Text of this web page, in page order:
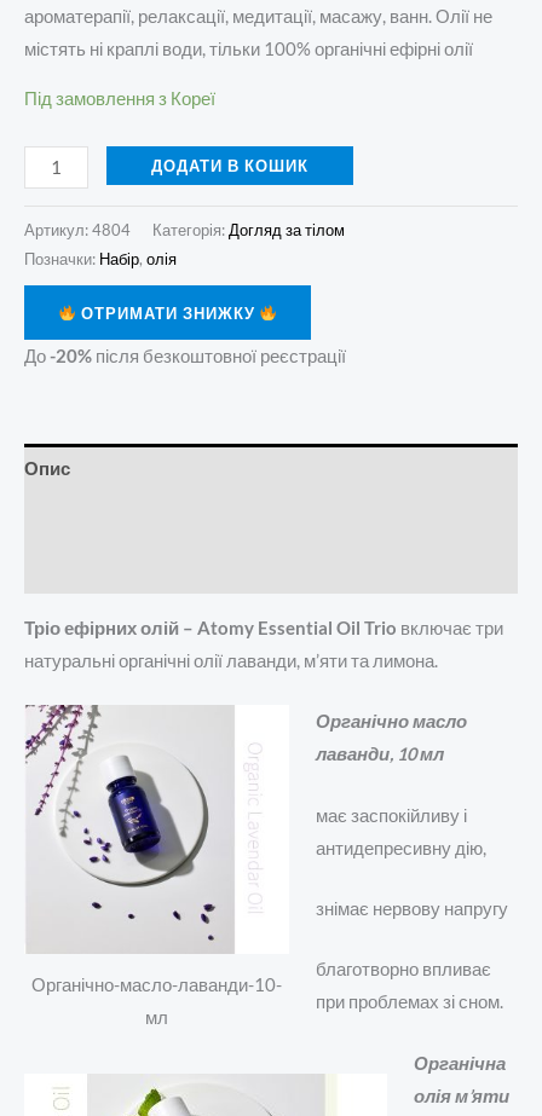
ароматерапії, релаксації, медитації, масажу, ванн. Олії не
містять ні краплі води, тільки 100% органічні ефірні олії
Під замовлення з Кореї
ДОДАТИ В КОШИК
Артикул:4804 Категорія: Догляд за тілом
Позначки: Набір, олія
ОТРИМАТИ ЗНИЖКУ
До-20% після безкоштовної реєстрації
Опис
Тріо ефірних олій – Atomy Essential Oil Trio включає три
натуральні органічні олії лаванди, м’яти та лимона.
Органічно-масло-лаванди-10-
мл
Органічно масло
лаванди, 10 мл
має заспокійливу і
антидепресивну дію,
знімає нервову напругу
благотворно впливає
при проблемах зі сном.
Органічна
олія м’яти